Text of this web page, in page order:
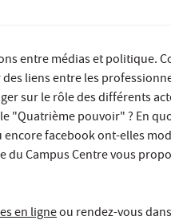
entre médias et politique.
liens entre les
sur le rôle des différents
"Quatrième pouvoir" ? En
facebook ont-elles
Campus Centre vous
en ligneou rendez-vous